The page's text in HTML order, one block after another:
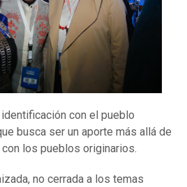
con el pueblo
busca ser un aporte más allá de
los pueblos originarios.
no cerrada a los temas